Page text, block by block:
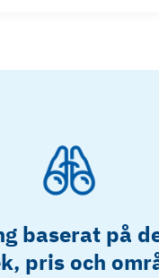
baserat på
pris och